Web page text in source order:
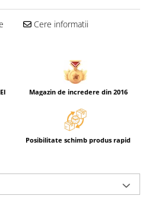
Cere informatii
Magazin de incredere din 2016
Posibilitate schimb produs rapid